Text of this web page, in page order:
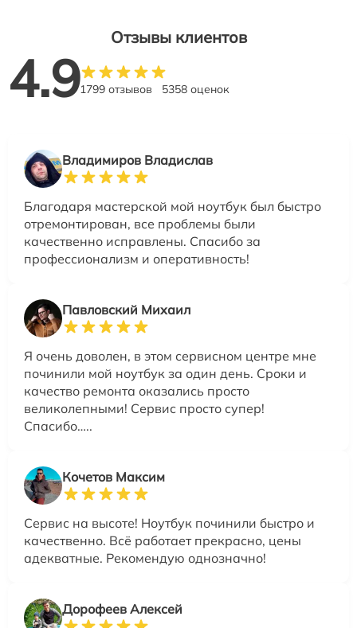
Отзывы клиентов
4.91799 отзывов 5358 оценок
Владимиров Владислав
Благодаря мастерской мой ноутбук был быстро
отремонтирован, все проблемы были
качественно исправлены. Спасибо за
профессионализм и оперативность!
Павловский Михаил
Я очень доволен, в этом сервисном центре мне
починили мой ноутбук за один день. Сроки и
качество ремонта оказались просто
великолепными! Сервис просто супер!
Спасибо…..
Кочетов Максим
Сервис на высоте! Ноутбук починили быстро и
качественно. Всё работает прекрасно, цены
адекватные. Рекомендую однозначно!
Дорофеев Алексей